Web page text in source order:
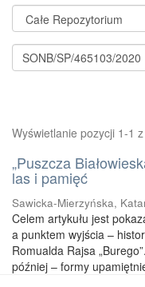
Wyświetlanie pozycji 1-1 z
„Puszcza
las i pamięć
Sawicka-Mierzyńska,
Celem artykułu jest
a punktem wyjścia –
Romualda Rajsa
później – formy